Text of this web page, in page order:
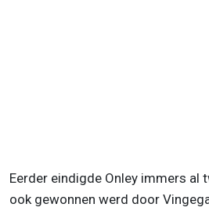
Eerder eindigde Onley immers al
ook gewonnen werd door